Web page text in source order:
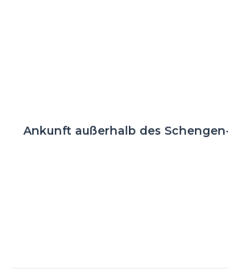
Ankunft außerhalb des